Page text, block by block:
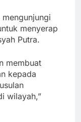
menyerap
Putra.
membuat
kepada
wilayah,”